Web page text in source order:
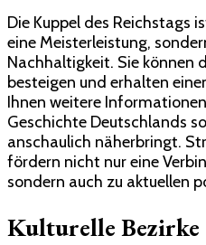
Die Kuppel des Reichstags
eine Meisterleistung,
Nachhaltigkeit. Sie können
besteigen und erhalten
Ihnen weitere
Geschichte Deutschlands
anschaulich näherbringt.
fördern nicht nur eine
sondern auch zu aktuellen
Kulturelle Bezirke